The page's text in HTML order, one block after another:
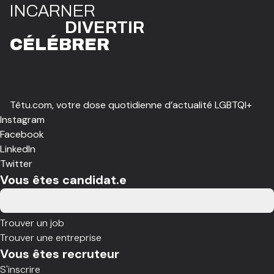
INCARNER
DIVERTIR
CÉLÉBRER
Têtu.com, votre dose quotidienne d’actualité LGBTQI+
Instagram
Facebook
LinkedIn
Twitter
Vous êtes candidat.e
Trouver un job
Trouver une entreprise
Vous êtes recruteur
S'inscrire